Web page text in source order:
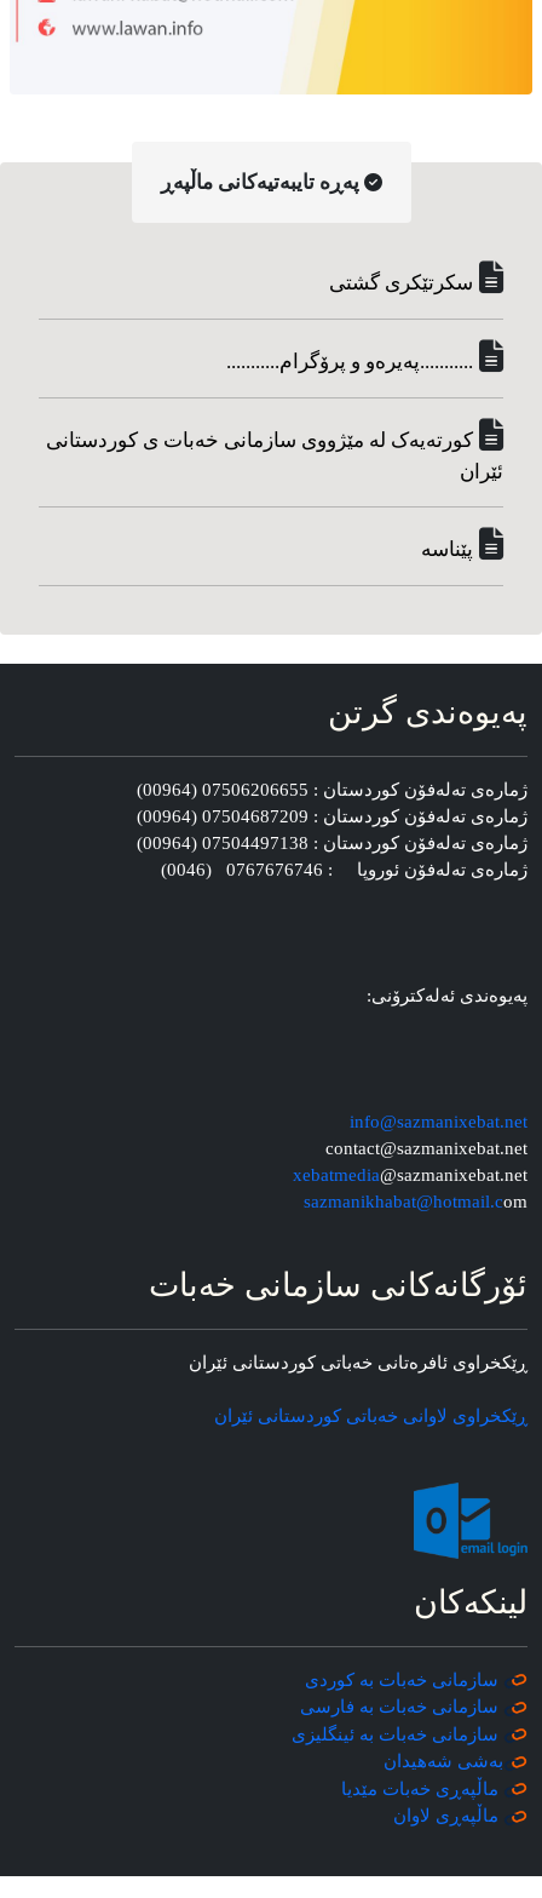
په‌ڕه‌ تایبه‌تیه‌کانی ماڵپه‌ڕ
سکرتێکری گشتی
...........په‌یره‌و و پرۆگرام...........
کورته‌یه‌ک له مێژووی سازمانی خه‌بات ی کوردستانی
ئێران
پێناسه‌
په‌یوه‌ندی گرتن
ژماره‌ی ته‌له‌فۆن کوردستان : 07506206655 (00964)
ژماره‌ی ته‌له‌فۆن کوردستان : 07504687209 (00964)
ژماره‌ی ته‌له‌فۆن کوردستان : 07504497138 (00964)
ژماره‌ی ته‌له‌فۆن ئوروپا : 0767676746 (0046)
په‌یوه‌ندی ئه‌له‌کترۆنی:
info@sazmanixebat.net
contact@sazmanixebat.net
xebatmedia@sazmanixebat.net
sazmanikhabat@hotmail.com
ئۆرگانه‌کانی سازمانی خه‌بات
ڕێکخراوی ئافره‌تانی خه‌باتی کوردستانی ئێران
ڕێکخراوی لاوانی خه‌باتی کوردستانی ئێران
لینکه‌کان
سازمانی خه‌بات به کوردی
سازمانی خه‌بات به فارسی
سازمانی خه‌بات به ئینگلیزی
به‌شی شه‌هیدان
ماڵپه‌ڕی خه‌بات مێدیا
ماڵپه‌ڕی لاوان